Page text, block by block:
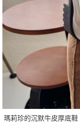
瑪莉珍的沉默牛皮厚底鞋